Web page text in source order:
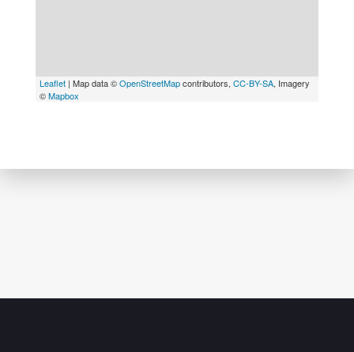
Leaflet | Map data ©OpenStreetMapcontributors, CC-BY-SA, Imagery
©Mapbox